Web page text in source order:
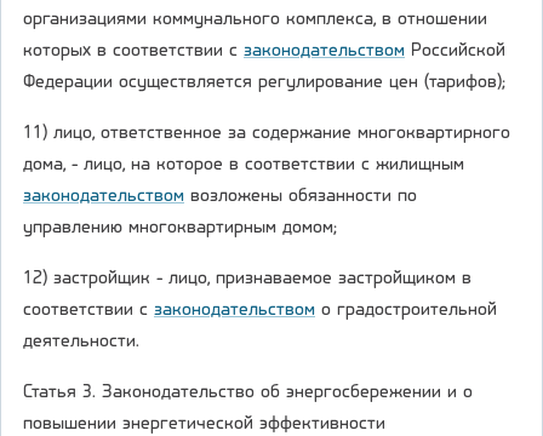
организациями коммунального комплекса, в отношении
которых в соответствии с законодательством Российской
Федерации осуществляется регулирование цен (тарифов);
11) лицо, ответственное за содержание многоквартирного
дома, - лицо, на которое в соответствии с жилищным
законодательством возложены обязанности по
управлению многоквартирным домом;
12) застройщик - лицо, признаваемое застройщиком в
соответствии с законодательством о градостроительной
деятельности.
Статья 3. Законодательство об энергосбережении и о
повышении энергетической эффективности